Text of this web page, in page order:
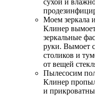
Моем зеркала
Клинер вымоет
зеркальные
руки. Вымоет
столиков и
от вещей
Пылесосим
Клинер
и